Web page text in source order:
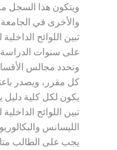
ويتكون هذا السجل
والأخرى في الجامعة.
تبين اللوائح
على سنوات
وتحدد مجالس
كل مقرر، ويصدر
يكون لكل كلية
تبين اللوائح
الليسانس
يجب على الطالب